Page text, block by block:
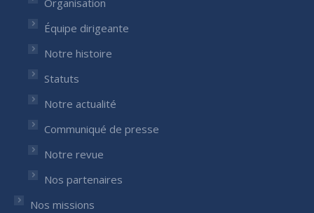
Organisation
Équipe dirigeante
Notre histoire
Statuts
Notre actualité
Communiqué de presse
Notre revue
Nos partenaires
Nos missions